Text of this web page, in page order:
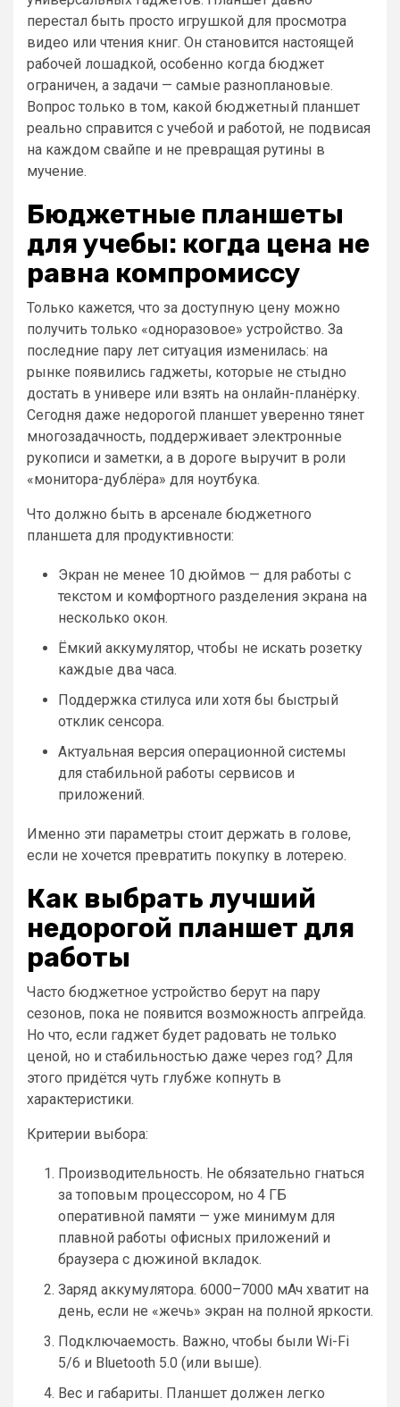
перестал быть просто игрушкой для просмотра
видео или чтения книг. Он становится настоящей
рабочей лошадкой, особенно когда бюджет
ограничен, а задачи — самые разноплановые.
Вопрос только в том, какой бюджетный планшет
реально справится с учебой и работой, не подвисая
на каждом свайпе и не превращая рутины в
мучение.
Бюджетные планшеты
для учебы: когда цена не
равна компромиссу
Только кажется, что за доступную цену можно
получить только «одноразовое» устройство. За
последние пару лет ситуация изменилась: на
рынке появились гаджеты, которые не стыдно
достать в универе или взять на онлайн-планёрку.
Сегодня даже недорогой планшет уверенно тянет
многозадачность, поддерживает электронные
рукописи и заметки, а в дороге выручит в роли
«монитора-дублёра» для ноутбука.
Что должно быть в арсенале бюджетного
планшета для продуктивности:
Экран не менее 10 дюймов — для работы с
текстом и комфортного разделения экрана на
несколько окон.
Ёмкий аккумулятор, чтобы не искать розетку
каждые два часа.
Поддержка стилуса или хотя бы быстрый
отклик сенсора.
Актуальная версия операционной системы
для стабильной работы сервисов и
приложений.
Именно эти параметры стоит держать в голове,
если не хочется превратить покупку в лотерею.
Как выбрать лучший
недорогой планшет для
работы
Часто бюджетное устройство берут на пару
сезонов, пока не появится возможность апгрейда.
Но что, если гаджет будет радовать не только
ценой, но и стабильностью даже через год? Для
этого придётся чуть глубже копнуть в
характеристики.
Критерии выбора:
Производительность. Не обязательно гнаться
за топовым процессором, но 4 ГБ
оперативной памяти — уже минимум для
плавной работы офисных приложений и
браузера с дюжиной вкладок.
Заряд аккумулятора. 6000–7000 мАч хватит на
день, если не «жечь» экран на полной яркости.
Подключаемость. Важно, чтобы были Wi-Fi
5/6 и Bluetooth 5.0 (или выше).
Вес и габариты. Планшет должен легко